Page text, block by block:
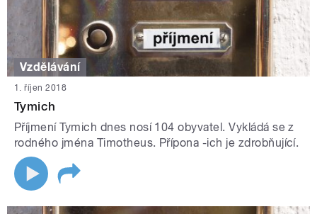
Vzdělávání
1. říjen 2018
Tymich
Příjmení Tymich dnes nosí 104 obyvatel. Vykládá se z
rodného jména Timotheus. Přípona -ich je zdrobňující.